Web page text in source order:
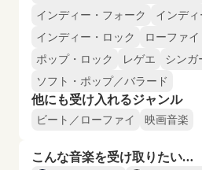
インディー・フォーク
インデ
インディー・ロック
ローファ
ポップ・ロック
レゲエ
シンガ
ソフト・ポップ／バラード
他にも受け入れるジャンル
ビート／ローファイ 映画音楽
こんな音楽を受け取りたい…